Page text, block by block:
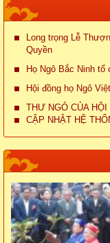
Long trọng Lễ
Quyền
Họ Ngô Bắc Ninh
Hội đồng họ Ngô
THƯ NGỎ CỦA
CẬP NHẬT HỆ